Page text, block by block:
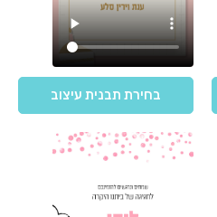
בחירת תבנית עיצוב